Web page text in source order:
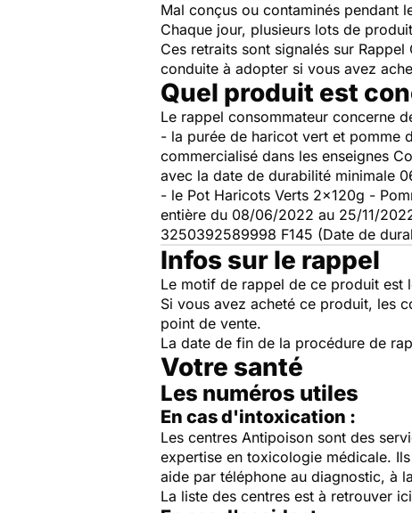
Mal conçus ou contaminés pendant
Chaque jour, plusieurs lots de
Ces retraits sont signalés sur
conduite à adopter si vous avez
Quel produit est
Le rappel consommateur concerne
- la purée de haricot vert et pomme
commercialisé dans les enseignes
avec la date de durabilité minimale
- le Pot Haricots Verts 2x120g -
entière du 08/06/2022 au 25/11/
3250392589998 F145 (Date de
Infos sur le rappel
Le motif de rappel de ce produit est
Si vous avez acheté ce produit, les
point de vente.
La date de fin de la procédure de
Votre santé
Les numéros utiles
En cas d'intoxication :
Les centres Antipoison sont des
expertise en toxicologie médicale.
aide par téléphone au diagnostic, à
La liste des centres est à retrouver